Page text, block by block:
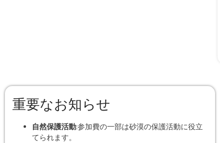
重要なお知らせ
自然保護活動:参加費の一部は砂漠の保護活動に役立
てられます。